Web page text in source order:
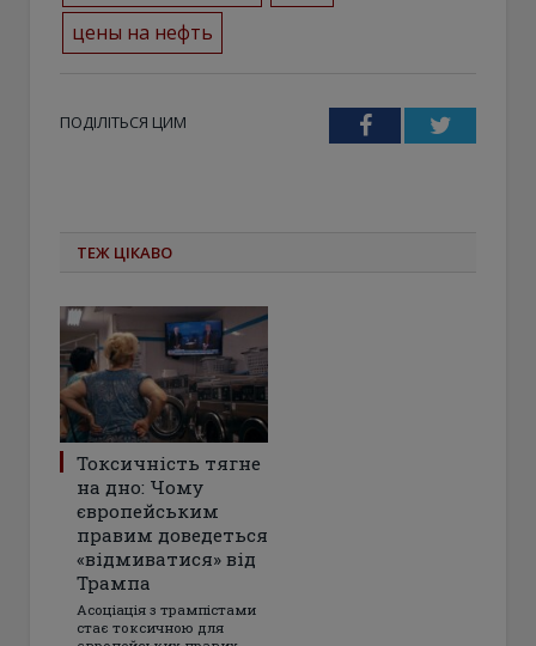
цены на нефть
ПОДІЛІТЬСЯ ЦИМ FacebookTwitter
ТЕЖ ЦІКАВО
Токсичність тягне
на дно: Чому
європейським
правим доведеться
«відмиватися» від
Трампа
Асоціація з трампістами
стає токсичною для